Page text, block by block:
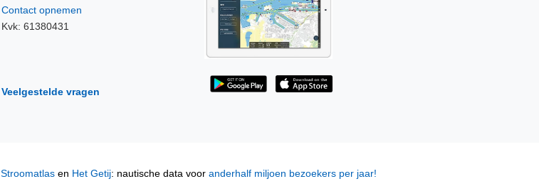
Contact opnemen
Kvk: 61380431
Veelgestelde vragen
Stroomatlas en Het Getij: nautische data voor anderhalf miljoen bezoekers per jaar!